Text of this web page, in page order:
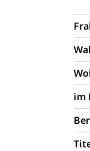
im
zentras
Persönliches
Geburt,
Zivilstandsamt,